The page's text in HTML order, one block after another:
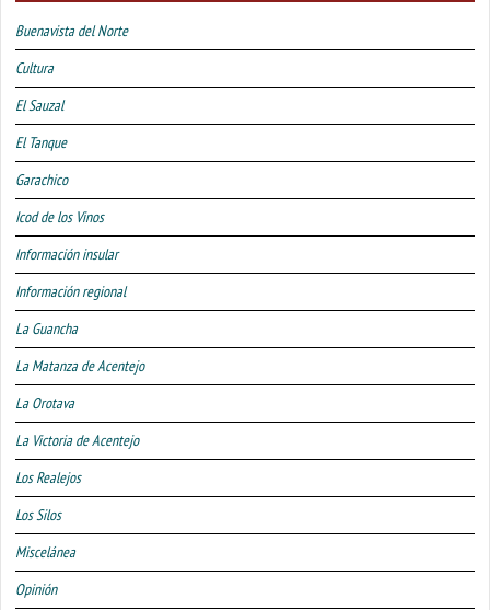
Buenavista del Norte
Cultura
El Sauzal
El Tanque
Garachico
Icod de los Vinos
Información insular
Información regional
La Guancha
La Matanza de Acentejo
La Orotava
La Victoria de Acentejo
Los Realejos
Los Silos
Miscelánea
Opinión